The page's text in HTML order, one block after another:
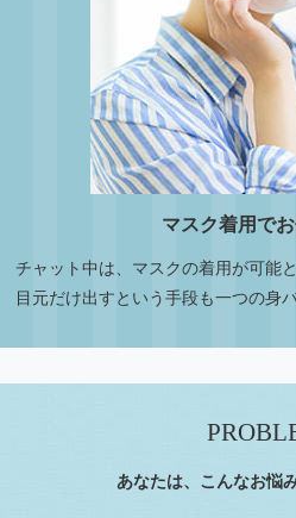
マスク着用で
チャット中は、マスクの着用が可能
目元だけ出すという手段も一つの身
あなたは、こんなお悩